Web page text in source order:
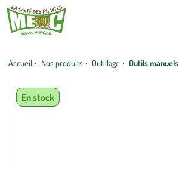
Accueil · Nos produits · Outillage · Outils manuels
En stock